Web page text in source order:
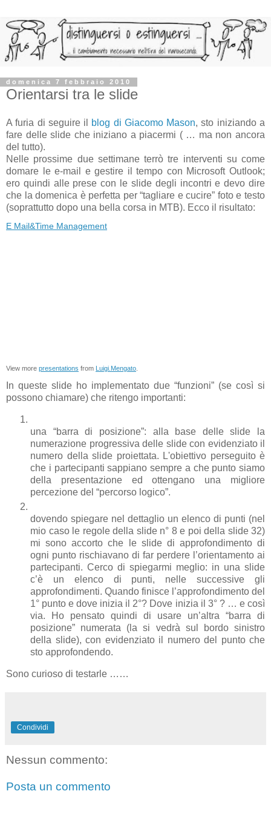
domenica 7 febbraio 2010
Orientarsi tra le slide
A furia di seguire il blog di Giacomo Mason, sto iniziando a
fare delle slide che iniziano a piacermi ( … ma non ancora
del tutto).
Nelle prossime due settimane terrò tre interventi su come
domare le e-mail e gestire il tempo con Microsoft Outlook;
ero quindi alle prese con le slide degli incontri e devo dire
che la domenica è perfetta per “tagliare e cucire” foto e testo
(soprattutto dopo una bella corsa in MTB). Ecco il risultato:
E Mail&Time Management
View more presentations from Luigi.Mengato
In queste slide ho implementato due “funzioni” (se così si
possono chiamare) che ritengo importanti:
una “barra di posizione”: alla base delle slide la
numerazione progressiva delle slide con evidenziato il
numero della slide proiettata. L'obiettivo perseguito è
che i partecipanti sappiano sempre a che punto siamo
della presentazione ed ottengano una migliore
percezione del “percorso logico”.
dovendo spiegare nel dettaglio un elenco di punti (nel
mio caso le regole della slide n° 8 e poi della slide 32)
mi sono accorto che le slide di approfondimento di
ogni punto rischiavano di far perdere l’orientamento ai
partecipanti. Cerco di spiegarmi meglio: in una slide
c’è un elenco di punti, nelle successive gli
approfondimenti. Quando finisce l’approfondimento del
1° punto e dove inizia il 2°? Dove inizia il 3° ? … e così
via. Ho pensato quindi di usare un’altra “barra di
posizione” numerata (la si vedrà sul bordo sinistro
della slide), con evidenziato il numero del punto che
sto approfondendo.
Sono curioso di testarle ……
Condividi
Nessun commento:
Posta un commento